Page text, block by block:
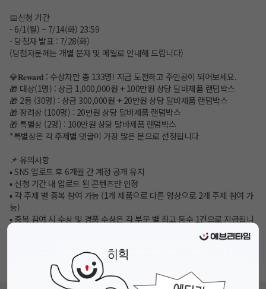
📅신청 기간
- 6/1(월) ~ 7/14(화) 23:59
- 당첨자 발표 : 7/28(화)
(당첨자분께는 개별 문자 및 메일로 안내해 드립니다)
💎𝐑𝐞𝐰𝐚𝐫𝐝 : 수상자만 총 133명! 지금 도전하고 주인공이 되어보세요.
🎁 대상(1명) : 상금 1,000,000원 + 100만원 상당 달바제품 랜덤박스
🎁 2등 (30명) : 상금 300,000원 + 20만원 상당 달바제품 랜덤박스
🎁 장려상 (100명) : 20만원 상당 달바제품 랜덤박스
🎁 특별상 (2명) : 100만원 상당 달바제품 랜덤박스
*특별상은 각 주제별 댓글이 가장 많은 분으로 선정됩니다
📌 유의사항
▪ SNS 업로드 후 6개월 간 계정 공개 유지
▪ 신청 기간 내 업로드 된 콘텐츠만 인정
▪ 각 주제 별 중복 참여 가능 (1개 제품으로 다른 영상으로 2개 주제 참여 가
능)
▪ 중복 참여 시 수상 및 경품 수상은 각 부문 별 최고 등수 1건으로 지급됩니
▪ 영상 or 설명란에 하기 문구가 반드시 삽입되어야 합니다
"본 콘테스트는 달바 글로벌이 주최하며 , 참가자에게는 우수작 선정 시 보
상금(상품)이 지급될 수 있습니다"